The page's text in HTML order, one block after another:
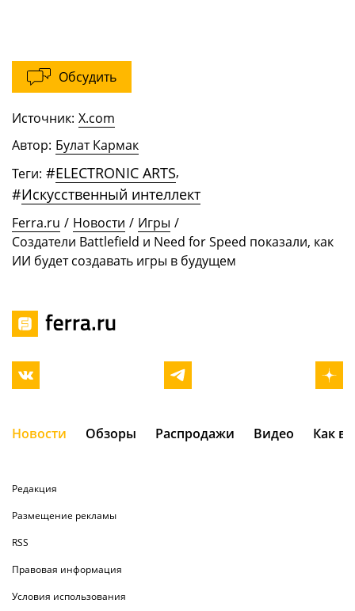
Обсудить
Источник: X.com
Автор: Булат Кармак
Теги: #ELECTRONIC ARTS,
#Искусственный интеллект
Ferra.ru / Новости / Игры /
Создатели Battlefield и Need for Speed показали, как
ИИ будет создавать игры в будущем
Новости Обзоры Распродажи Видео Как
Редакция
Размещение рекламы
RSS
Правовая информация
Условия использования